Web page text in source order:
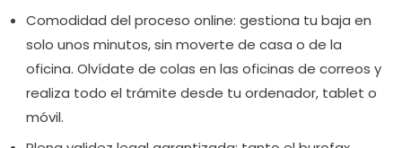
Comodidad del proceso online: gestiona tu baja en
solo unos minutos, sin moverte de casa o de la
oficina. Olvídate de colas en las oficinas de correos y
realiza todo el trámite desde tu ordenador, tablet o
móvil.